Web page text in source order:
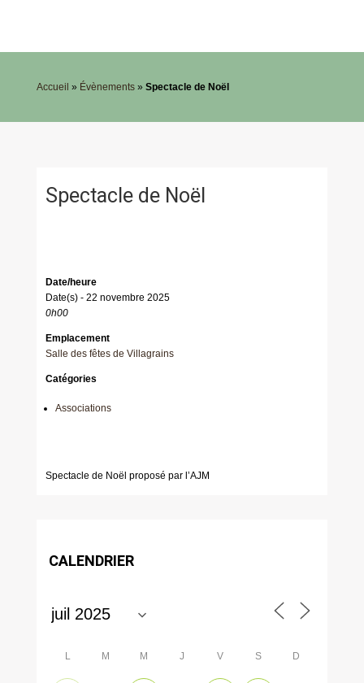
Accueil » Évènements» Spectacle de Noël
Spectacle de Noël
Date/heure
Date(s) - 22 novembre 2025
0h00
Emplacement
Salle des fêtes de Villagrains
Catégories
Associations
Spectacle de Noël proposé par l’AJM
CALENDRIER
L M M J V S D